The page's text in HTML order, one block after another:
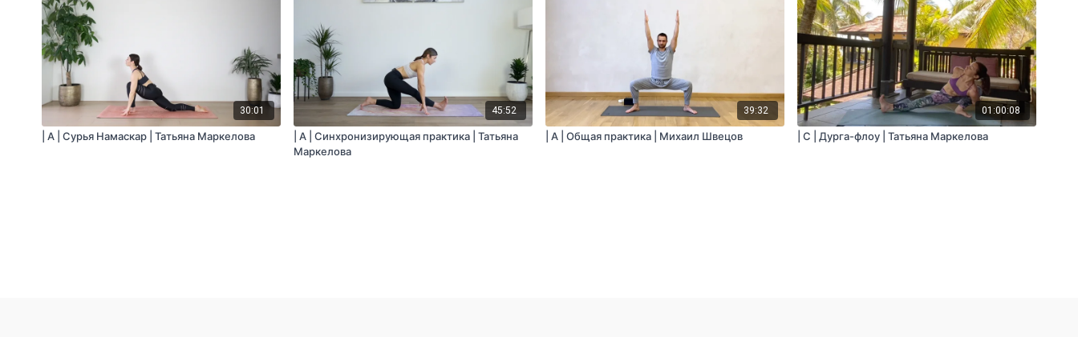
30:01
| A | Сурья Намаскар | Татьяна Маркелова
45:52
| A | Синхронизирующая практика | Татьяна
Маркелова
39:32
| A | Общая практика | Михаил Швецов
01:00:08
| C | Дурга-флоу | Татьяна Маркелова